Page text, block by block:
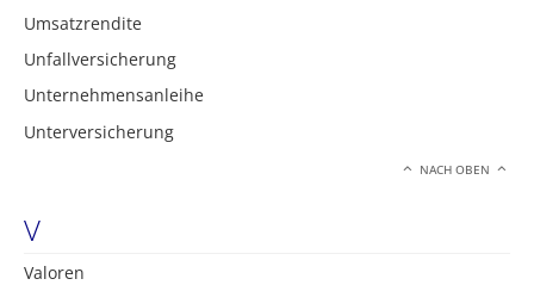
Umsatzrendite
Unfallversicherung
Unternehmensanleihe
Unterversicherung
NACH OBEN
V
Valoren